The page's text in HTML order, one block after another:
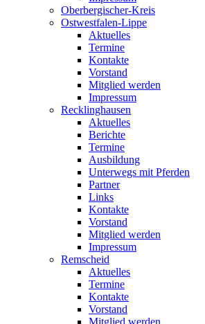
Oberbergischer-Kreis
Ostwestfalen-Lippe
Aktuelles
Termine
Kontakte
Vorstand
Mitglied werden
Impressum
Recklinghausen
Aktuelles
Berichte
Termine
Ausbildung
Unterwegs mit Pferden
Partner
Links
Kontakte
Vorstand
Mitglied werden
Impressum
Remscheid
Aktuelles
Termine
Kontakte
Vorstand
Mitglied werden